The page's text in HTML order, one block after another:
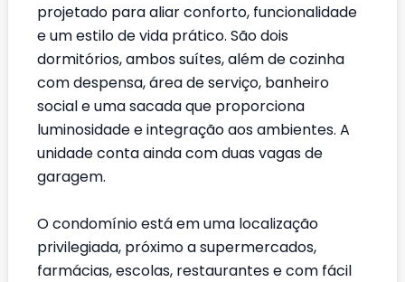
projetado para aliar conforto, funcionalidade
e um estilo de vida prático. São dois
dormitórios, ambos suítes, além de cozinha
com despensa, área de serviço, banheiro
social e uma sacada que proporciona
luminosidade e integração aos ambientes. A
unidade conta ainda com duas vagas de
garagem.
O condomínio está em uma localização
privilegiada, próximo a supermercados,
farmácias, escolas, restaurantes e com fácil